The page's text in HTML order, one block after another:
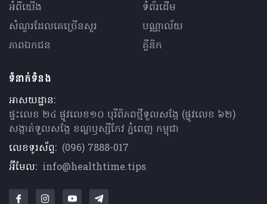
អំពីយើង
សំណួរ​ដែលគេ​ច្រើន​សួរ
ភាពឯកជន
ទំព័រដើម
បណ្ណាល័យ
គ្លីនិក
ទំនាក់ទំនង
អាសយដ្ឋាន:
ផ្ទះលេខ ២៤ ផ្លូវលេខ១០ បុរីពិភពថ្មីទួលសង្កែ (ផ្លូវលេខ ៦២)
សង្កាត់ទួលសង្កែ ខណ្ឌឫស្សីកែវ ភ្នំពេញ កម្ពុជា
លេខទូរស័ព្ទ: (096) 7888-017
អ៊ីមែល: info@healthtime.tips